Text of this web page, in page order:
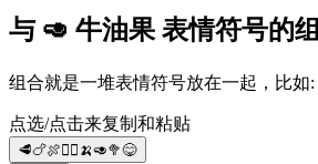
与 🥑 牛油果 表情符号的
组合就是一堆表情符号放在一起，比如
点选/点击来复制和粘贴
🥩🍗🍖🙅‍♀️🍌🥑🥦😋